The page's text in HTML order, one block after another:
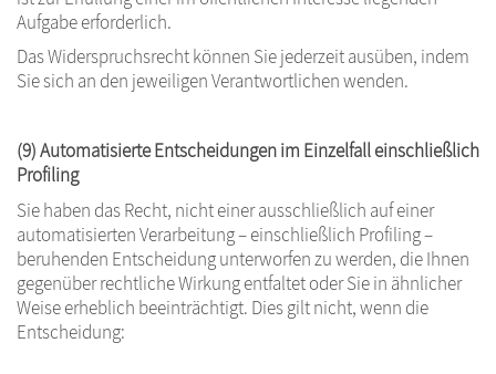
Aufgabe erforderlich.
Das Widerspruchsrecht können Sie jederzeit ausüben, indem
Sie sich an den jeweiligen Verantwortlichen wenden.
(9) Automatisierte Entscheidungen im Einzelfall einschließlich
Profiling
Sie haben das Recht, nicht einer ausschließlich auf einer
automatisierten Verarbeitung – einschließlich Profiling –
beruhenden Entscheidung unterworfen zu werden, die Ihnen
gegenüber rechtliche Wirkung entfaltet oder Sie in ähnlicher
Weise erheblich beeinträchtigt. Dies gilt nicht, wenn die
Entscheidung: